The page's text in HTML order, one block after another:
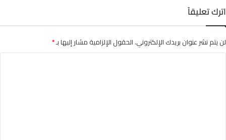
اترك تعليقاً
لن يتم نشر عنوان بريدك الإلكتروني.الحقول الإلزامية مشار إليها بـ*